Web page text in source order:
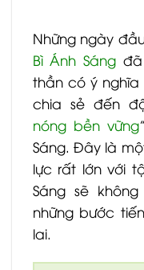
Những ngày
Bì Ánh Sáng
thần có ý nghĩa
chia sẻ đến
nóng bền vững
Sáng. Đây là
lực rất lớn với
Sáng sẽ
những bước
lai.